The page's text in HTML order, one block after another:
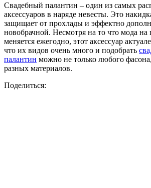
Свадебный палантин – один из самых
аксессуаров в наряде невесты. Это
защищает от прохлады и эффектно
новобрачной. Несмотря на то что мода на
меняется ежегодно, этот аксессуар
что их видов очень много и подобрать
палантин можно не только любого
разных материалов.
Поделиться: